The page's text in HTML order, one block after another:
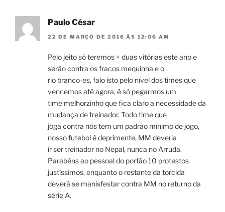
Paulo César
22 DE MARÇO DE 2016 ÀS 12:06 AM
Pelo jeito só teremos + duas vitórias este ano e
serão contra os fracos mequinha e o
rio branco-es, falo isto pelo nível dos times que
vencemos até agora, é só pegarmos um
time melhorzinho que fica claro a necessidade da
mudança de treinador. Todo time que
joga contra nós tem um padrão mínimo de jogo,
nosso futebol é deprimente, MM deveria
ir ser treinador no Nepal, nunca no Arruda.
Parabéns ao pessoal do portão 10 protestos
justíssimos, enquanto o restante da torcida
deverá se manisfestar contra MM no returno da
série A.